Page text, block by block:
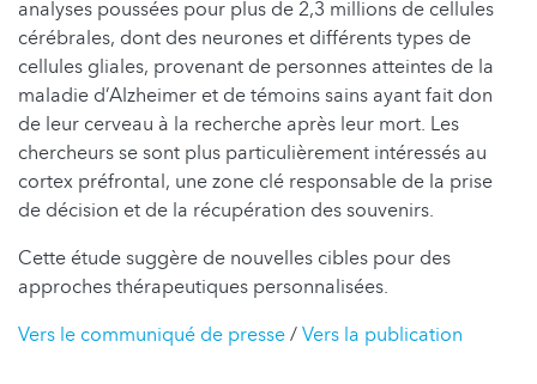
analyses poussées pour plus de 2,3 millions de cellules
cérébrales, dont des neurones et différents types de
cellules gliales, provenant de personnes atteintes de la
maladie d’Alzheimer et de témoins sains ayant fait don
de leur cerveau à la recherche après leur mort. Les
chercheurs se sont plus particulièrement intéressés au
cortex préfrontal, une zone clé responsable de la prise
de décision et de la récupération des souvenirs.
Cette étude suggère de nouvelles cibles pour des
approches thérapeutiques personnalisées.
Vers le communiqué de presse/Vers la publication